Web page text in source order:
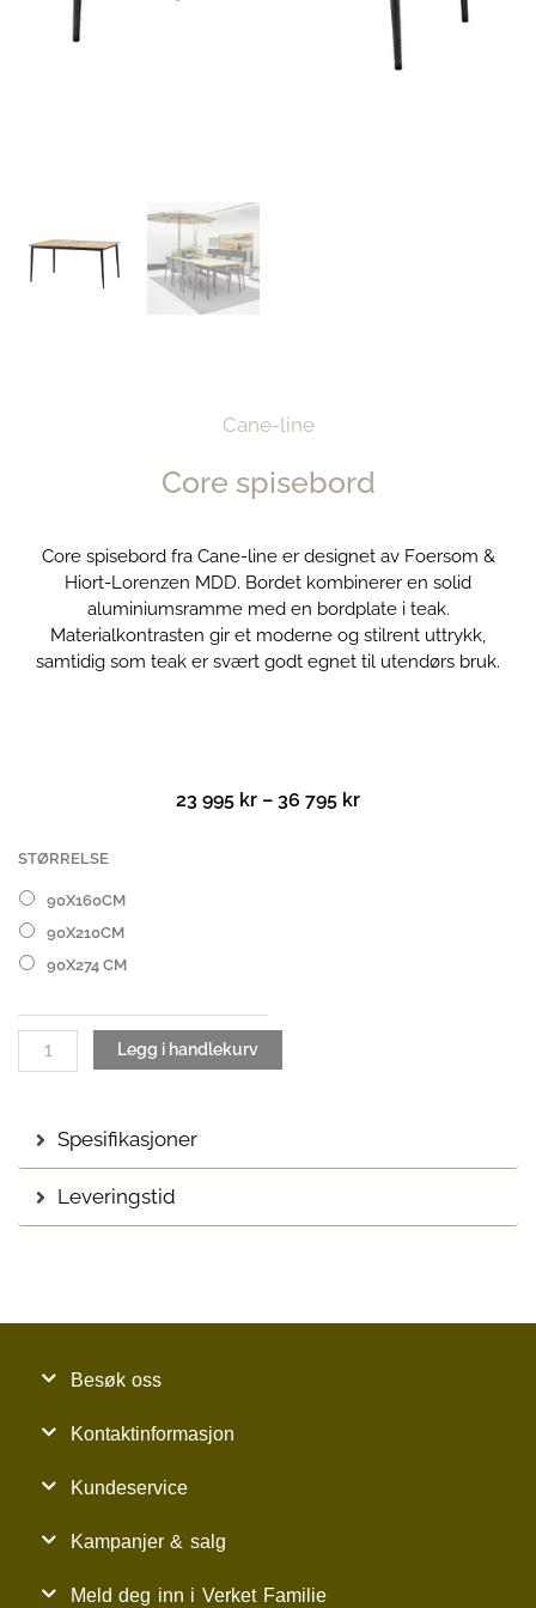
Cane-line
Core spisebord
Core spisebord fra Cane-line er designet av Foersom &
Hiort-Lorenzen MDD. Bordet kombinerer en solid
aluminiumsramme med en bordplate i teak.
Materialkontrasten gir et moderne og stilrent uttrykk,
samtidig som teak er svært godt egnet til utendørs bruk.
23 995 kr – 36 795 krPrisområde:
STØRRELSE
90X160CM
90X210CM
90X274 CM
Core
antall
Legg i handlekurv
Spesifikasjoner
Leveringstid
Besøk oss
Kontaktinformasjon
Kundeservice
Kampanjer & salg
Meld deg inn i Verket Familie